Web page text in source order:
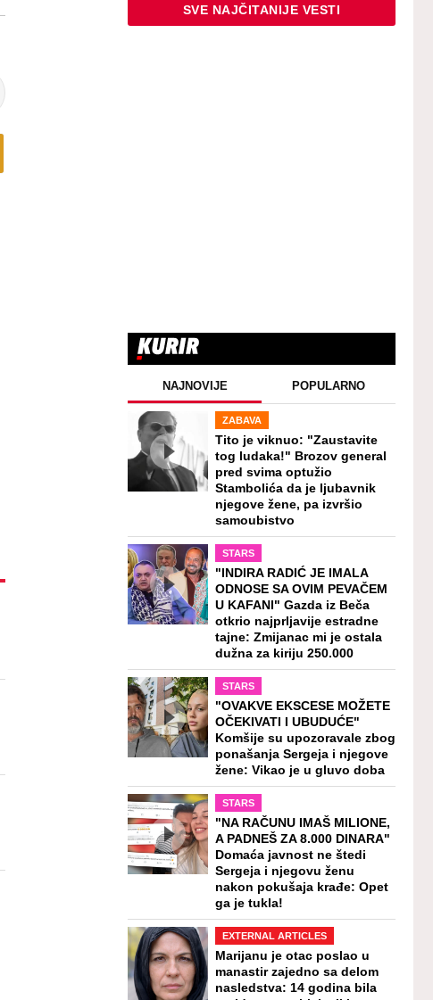
SVE NAJČITANIJE VESTI
NAJNOVIJE POPULARNO
ZABAVA
Tito je viknuo: "Zaustavite
tog ludaka!" Brozov general
pred svima optužio
Stambolića da je ljubavnik
njegove žene, pa izvršio
samoubistvo
STARS
"INDIRA RADIĆ JE IMALA
ODNOSE SA OVIM PEVAČEM
U KAFANI" Gazda iz Beča
otkrio najprljavije estradne
tajne: Zmijanac mi je ostala
dužna za kiriju 250.000
STARS
"OVAKVE EKSCESE MOŽETE
OČEKIVATI I UBUDUĆE"
Komšije su upozoravale zbog
ponašanja Sergeja i njegove
žene: Vikao je u gluvo doba
STARS
"NA RAČUNU IMAŠ MILIONE,
A PADNEŠ ZA 8.000 DINARA"
Domaća javnost ne štedi
Sergeja i njegovu ženu
nakon pokušaja krađe: Opet
ga je tukla!
EXTERNAL ARTICLES
Marijanu je otac poslao u
manastir zajedno sa delom
nasledstva: 14 godina bila